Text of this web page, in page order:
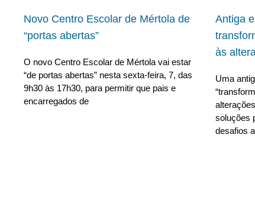
Novo Centro Escolar de Mértola de
“portas abertas”
O novo Centro Escolar de Mértola vai estar
“de portas abertas” nesta sexta-feira, 7, das
9h30 às 17h30, para permitir que pais e
encarregados de
Antiga
às
Uma
soluções
desafios